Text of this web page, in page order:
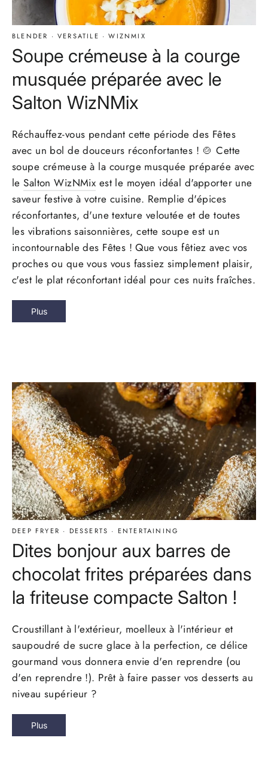
BLENDER · VERSATILE · WIZNMIX
Soupe crémeuse à la courge
musquée préparée avec le
Salton WizNMix
Réchauffez-vous pendant cette période des Fêtes
avec un bol de douceurs réconfortantes ! 🍲 Cette
soupe crémeuse à la courge musquée préparée avec
le Salton WizNMix est le moyen idéal d'apporter une
saveur festive à votre cuisine. Remplie d'épices
réconfortantes, d'une texture veloutée et de toutes
les vibrations saisonnières, cette soupe est un
incontournable des Fêtes ! Que vous fêtiez avec vos
proches ou que vous vous fassiez simplement plaisir,
c'est le plat réconfortant idéal pour ces nuits fraîches.
Plus
DEEP FRYER · DESSERTS · ENTERTAINING
Dites bonjour aux barres de
chocolat frites préparées dans
la friteuse compacte Salton !
Croustillant à l'extérieur, moelleux à l'intérieur et
saupoudré de sucre glace à la perfection, ce délice
gourmand vous donnera envie d'en reprendre (ou
d'en reprendre !). Prêt à faire passer vos desserts au
niveau supérieur ?
Plus